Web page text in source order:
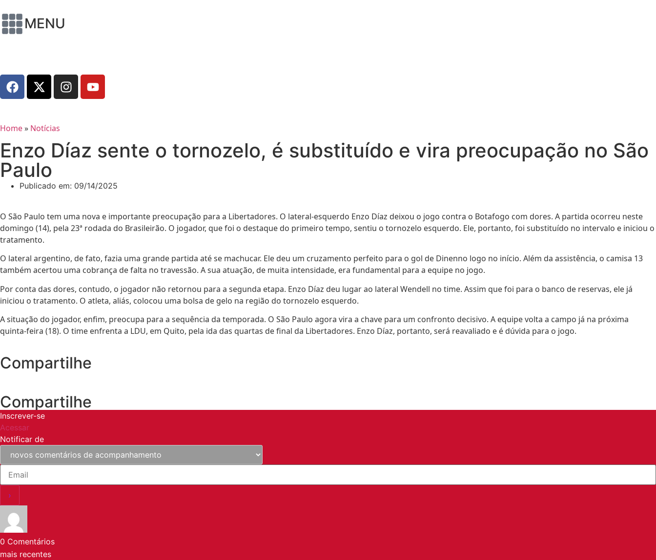
MENU
Home» Notícias
Enzo Díaz sente o tornozelo, é substituído e vira preocupação no São
Paulo
Publicado em: 09/14/2025
O São Paulo tem uma nova e importante preocupação para a Libertadores. O lateral-esquerdo Enzo Díaz deixou o jogo contra o Botafogo com dores. A partida ocorreu neste
domingo (14), pela 23ª rodada do Brasileirão. O jogador, que foi o destaque do primeiro tempo, sentiu o tornozelo esquerdo. Ele, portanto, foi substituído no intervalo e iniciou o
tratamento.
O lateral argentino, de fato, fazia uma grande partida até se machucar. Ele deu um cruzamento perfeito para o gol de Dinenno logo no início. Além da assistência, o camisa 13
também acertou uma cobrança de falta no travessão. A sua atuação, de muita intensidade, era fundamental para a equipe no jogo.
Por conta das dores, contudo, o jogador não retornou para a segunda etapa. Enzo Díaz deu lugar ao lateral Wendell no time. Assim que foi para o banco de reservas, ele já
iniciou o tratamento. O atleta, aliás, colocou uma bolsa de gelo na região do tornozelo esquerdo.
A situação do jogador, enfim, preocupa para a sequência da temporada. O São Paulo agora vira a chave para um confronto decisivo. A equipe volta a campo já na próxima
quinta-feira (18). O time enfrenta a LDU, em Quito, pela ida das quartas de final da Libertadores. Enzo Díaz, portanto, será reavaliado e é dúvida para o jogo.
Compartilhe
Compartilhe
Inscrever-se
Acessar
Notificar de
0 Comentários
mais recentes